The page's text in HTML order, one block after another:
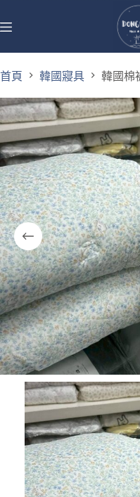
首頁 韓國寢具 韓國棉